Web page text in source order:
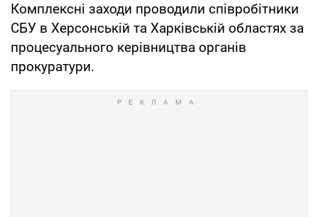
Комплексні заходи проводили співробітники
СБУ в Херсонській та Харківській областях за
процесуального керівництва органів
прокуратури.